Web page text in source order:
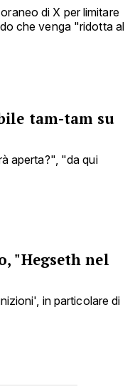
di X per limitare
che venga "ridotta al
tam-tam su
aperta?", "da qui
"Hegseth nel
in particolare di